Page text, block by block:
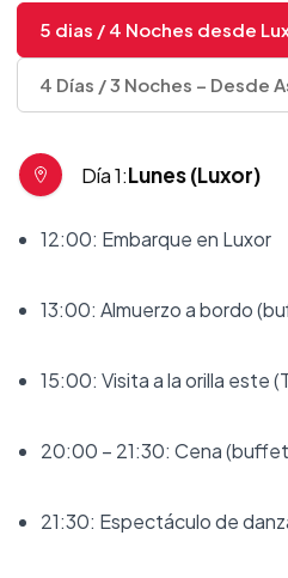
5 dias / 4 Noches desde
4 Días / 3 Noches – Desde
Día 1:Lunes (Luxor)
12:00: Embarque en Luxor
13:00: Almuerzo a bordo
15:00: Visita a la orilla este
20:00 – 21:30: Cena
21:30: Espectáculo de